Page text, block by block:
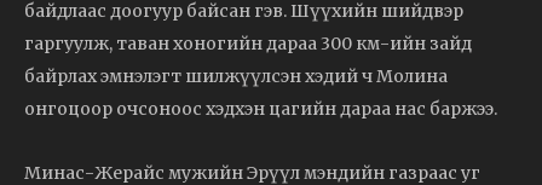
байдлаас доогуур байсан гэв. Шүүхийн шийдвэр
гаргуулж, таван хоногийн дараа 300 км-ийн зайд
байрлах эмнэлэгт шилжүүлсэн хэдий ч Молина
онгоцоор очсоноос хэдхэн цагийн дараа нас баржээ.
Минас-Жерайс мужийн Эрүүл мэндийн газраас уг